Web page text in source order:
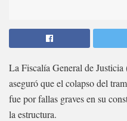
La Fiscalía General de
aseguró que el colapso del
fue por fallas graves en su
la estructura.